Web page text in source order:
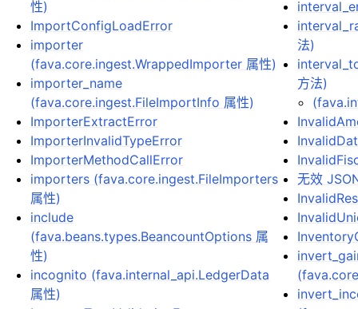
性)
ImportConfigLoadError
importer
(fava.core.ingest.WrappedImporter 属性)
importer_name
(fava.core.ingest.FileImportInfo 属性)
ImporterExtractError
ImporterInvalidTypeError
ImporterMethodCallError
importers (fava.core.ingest.FileImporters
属性)
include
(fava.beans.types.BeancountOptions 属
性)
incognito (fava.internal_api.LedgerData
属性)
法)
方法)
无效